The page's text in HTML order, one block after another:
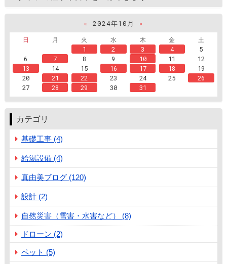
« 2024年10月
»
日
月 火 水 木 金
土
1
2 3 4
5
6
7 8 9 10 11
12
13
14 15 16 17 18
19
20
21 22 23 24 25
26
27
28 29 30 31
カテゴリ
基礎工事 (4)
給湯設備 (4)
真由美ブログ (120)
設計 (2)
自然災害（雪害・水害など） (8)
ドローン (2)
ペット (5)